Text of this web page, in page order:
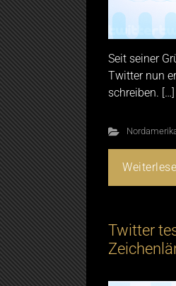
Seit seiner
Twitter nun
schreiben. […]
Twitter